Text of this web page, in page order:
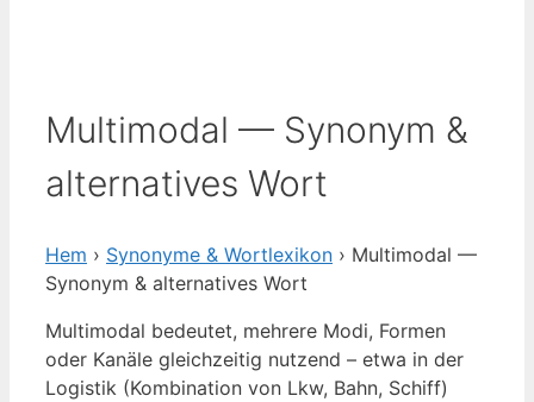
Multimodal — Synonym &
alternatives Wort
Hem › Synonyme & Wortlexikon › Multimodal —
Synonym & alternatives Wort
Multimodal bedeutet, mehrere Modi, Formen
oder Kanäle gleichzeitig nutzend – etwa in der
Logistik (Kombination von Lkw, Bahn, Schiff)